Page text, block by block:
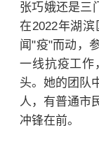
张巧娥还是三
在2022年湖
闻"疫"而动，
一线抗疫工作
头。她的团队
人，有普通市
冲锋在前。